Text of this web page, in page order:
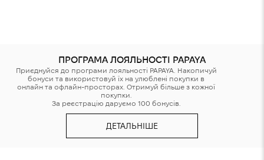
ПРОГРАМА ЛОЯЛЬНОСТІ PAPAYA
Приєднуйся до програми лояльності PAPAYA. Накопичуй
бонуси та використовуй їх на улюблені покупки в
онлайн та офлайн-просторах. Отримуй більше з кожної
покупки.
За реєстрацію даруємо 100 бонусів.
ДЕТАЛЬНІШЕ